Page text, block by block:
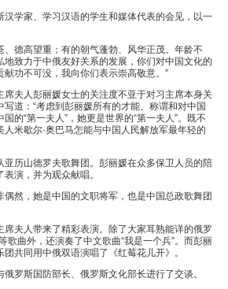
汉学家、学习汉语的学生和媒体代表的会见，以一
、德高望重；有的朝气蓬勃、风华正茂。年龄不
地致力于中俄友好关系的发展，你们对中国文化的
功不可没，我向你们表示崇高敬意。”
席夫人彭丽媛女士的关注度不亚于对习主席本身关
道：“考虑到彭丽媛所有的才能、称谓和对中国
的“第一夫人”，她更是世界的“第一夫人”。既不
米歇尔·奥巴马怎能与中国人民解放军最年轻的
亚历山德罗夫歌舞团。彭丽媛在众多保卫人员的陪
演，并为观众献唱。
然，她是中国的文职将军，也是中国总政歌舞团
席夫人带来了精彩表演。除了大家耳熟能详的俄罗
歌曲外，还演奏了中文歌曲“我是一个兵”。而彭丽
共同用中俄双语演唱了《红莓花儿开》。
罗斯国防部长、俄罗斯文化部长进行了交谈。